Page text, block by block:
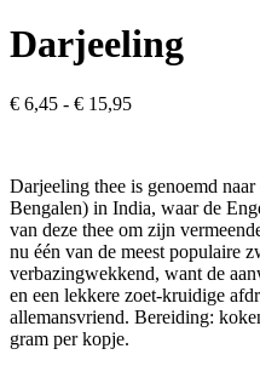
Darjeeling
€ 6,45 - € 15,95Prijsklasse:
Darjeeling thee is genoemd
Bengalen) in India, waar de
van deze thee om zijn
nu één van de meest populaire
verbazingwekkend, want de
en een lekkere zoet-kruidige
allemansvriend. Bereiding:
gram per kopje.